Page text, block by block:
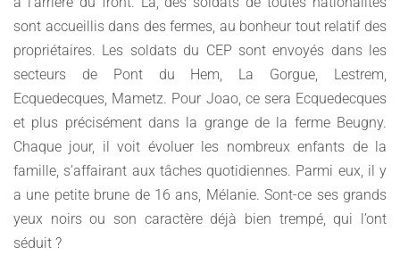
sont accueillis dans des fermes, au bonheur tout relatif des
propriétaires. Les soldats du CEP sont envoyés dans les
secteurs de Pont du Hem, La Gorgue, Lestrem,
Ecquedecques, Mametz. Pour Joao, ce sera Ecquedecques
et plus précisément dans la grange de la ferme Beugny.
Chaque jour, il voit évoluer les nombreux enfants de la
famille, s’affairant aux tâches quotidiennes. Parmi eux, il y
a une petite brune de 16 ans, Mélanie. Sont-ce ses grands
yeux noirs ou son caractère déjà bien trempé, qui l’ont
séduit ?